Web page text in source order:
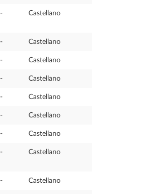
- Castellano
- Castellano
- Castellano
- Castellano
- Castellano
- Castellano
- Castellano
- Castellano
- Castellano